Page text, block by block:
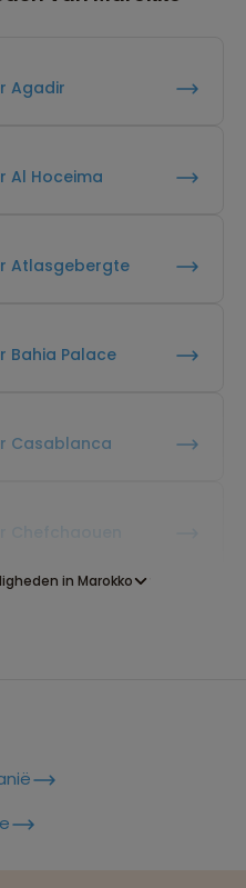
Agadir
Al Hoceima
Atlasgebergte
Bahia Palace
Casablanca
in Marokko